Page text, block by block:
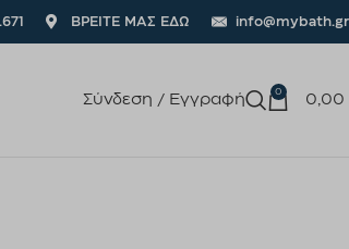
ΒΡΕΙΤΕ ΜΑΣ ΕΔΩ info@mybath.gr
Σύνδεση / Εγγραφή 0 0,00